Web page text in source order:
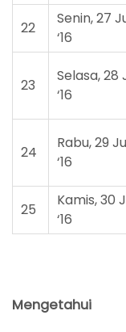
22
Senin, 27
‘16
23
Selasa, 28
‘16
24
Rabu, 29
‘16
25
Kamis, 30
‘16
Mengetahui